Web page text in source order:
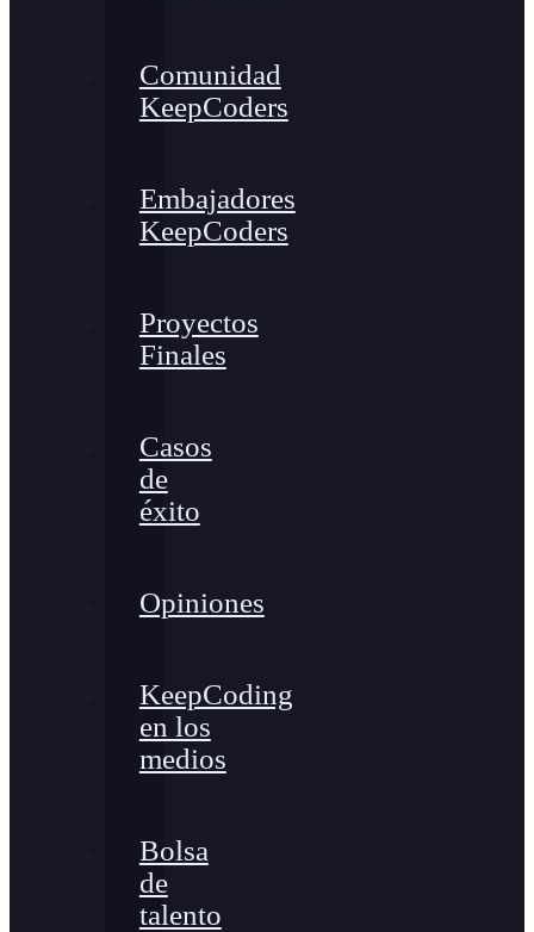
Comunidad
KeepCoders
Embajadores
KeepCoders
Proyectos
Finales
Casos
de
éxito
Opiniones
KeepCoding
en los
medios
Bolsa
de
talento